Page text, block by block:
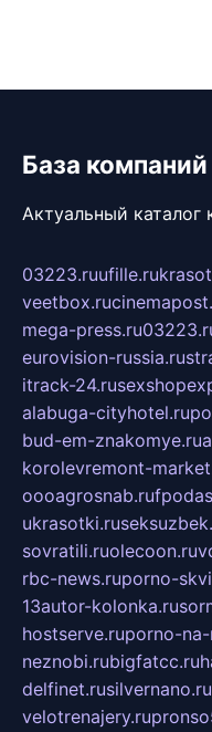
База компаний
Актуальный
03223.ruufille.ru
veetbox.ru
mega-press.ru
eurovision-russia.ru
itrack-24.ru
alabuga-cityhotel.ru
bud-em-znakomye.ru
korolevremont-
oooagrosnab.ru
ukrasotki.ru
sovratili.ruolecoon.ru
rbc-news.ruporno-
13autor-kolonka.ru
hostserve.ruporno-
neznobi.rubigfatcc.ru
delfinet.rusilvernano.ru
velotrenajery.ru